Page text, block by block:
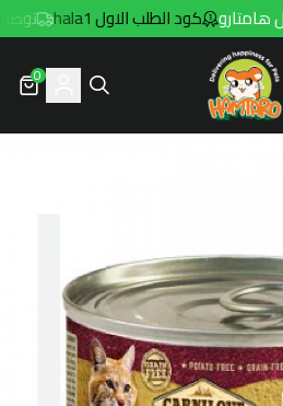
كود الطلب الاول hala1 توصيل مجاني
Hamtaro
0